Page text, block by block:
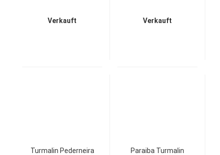
Verkauft Verkauft
Turmalin Pederneira
Paraiba Turmalin